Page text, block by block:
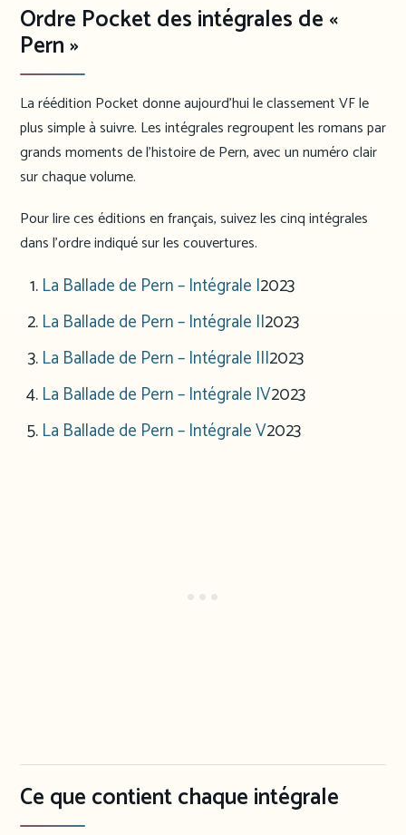
Ordre Pocket des intégrales de «
Pern »
La réédition Pocket donne aujourd’hui le classement VF le
plus simple à suivre. Les intégrales regroupent les romans par
grands moments de l’histoire de Pern, avec un numéro clair
sur chaque volume.
Pour lire ces éditions en français, suivez les cinq intégrales
dans l’ordre indiqué sur les couvertures.
La Ballade de Pern – Intégrale I2023
La Ballade de Pern – Intégrale II2023
La Ballade de Pern – Intégrale III2023
La Ballade de Pern – Intégrale IV2023
La Ballade de Pern – Intégrale V2023
Ce que contient chaque intégrale